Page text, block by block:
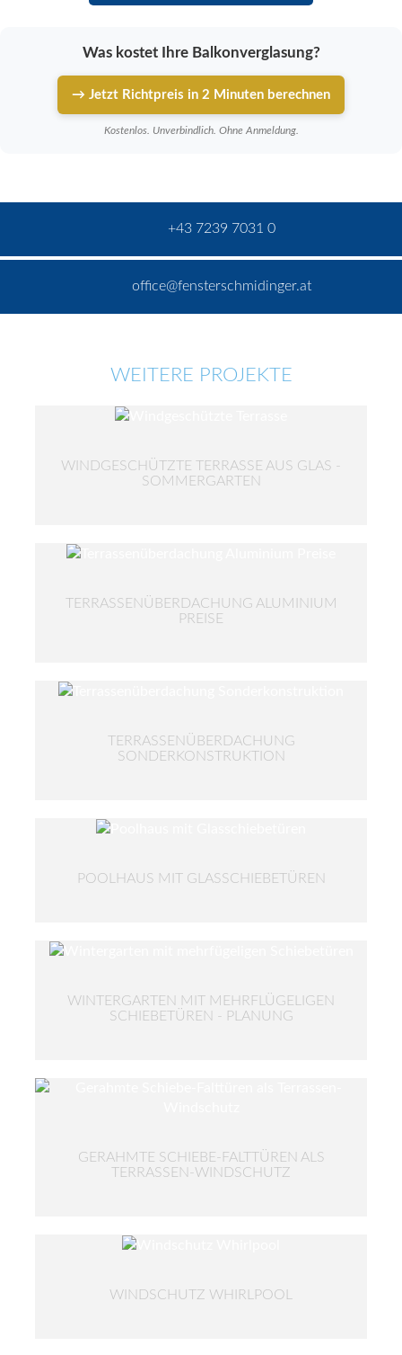
Was kostet Ihre Balkonverglasung?
→ Jetzt Richtpreis in 2 Minuten berechnen
Kostenlos. Unverbindlich. Ohne Anmeldung.
+43 7239 7031 0
office@fensterschmidinger.at
WEITERE PROJEKTE
WINDGESCHÜTZTE TERRASSE AUS GLAS -
SOMMERGARTEN
TERRASSENÜBERDACHUNG ALUMINIUM
PREISE
TERRASSENÜBERDACHUNG
SONDERKONSTRUKTION
POOLHAUS MIT GLASSCHIEBETÜREN
WINTERGARTEN MIT MEHRFLÜGELIGEN
SCHIEBETÜREN - PLANUNG
GERAHMTE SCHIEBE-FALTTÜREN ALS
TERRASSEN-WINDSCHUTZ
WINDSCHUTZ WHIRLPOOL